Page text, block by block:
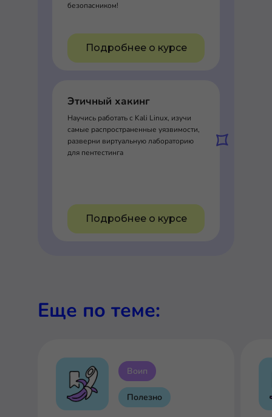
безопасником!
Подробнее о курсе
Этичный хакинг
Научись работать с Kali Linux, изучи
самые распространенные уязвимости,
разверни виртуальную лабораторию
для пентестинга
Подробнее о курсе
Еще по теме:
Воип
Полезно